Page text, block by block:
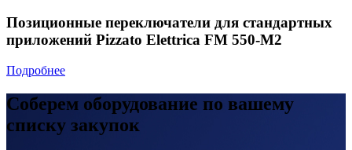
Позиционные переключатели для стандартных
приложений Pizzato Elettrica FM 550-M2
Подробнее
Соберем оборудование по вашему
списку закупок